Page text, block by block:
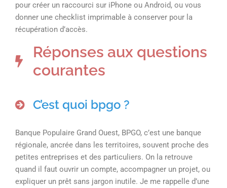
pour créer un raccourci sur iPhone ou Android, ou vous
donner une checklist imprimable à conserver pour la
récupération d’accès.
Réponses aux questions
courantes
C’est quoi bpgo ?
Banque Populaire Grand Ouest, BPGO, c’est une banque
régionale, ancrée dans les territoires, souvent proche des
petites entreprises et des particuliers. On la retrouve
quand il faut ouvrir un compte, accompagner un projet, ou
expliquer un prêt sans jargon inutile. Je me rappelle d’une